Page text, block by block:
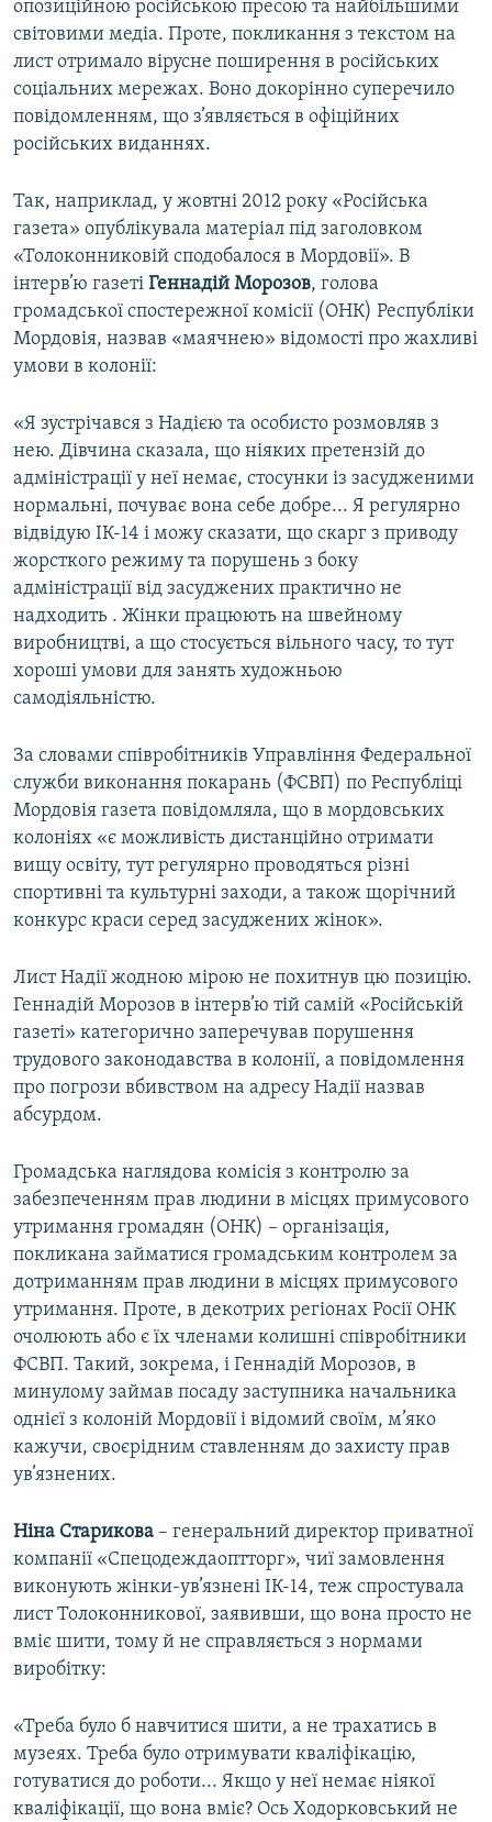
опозиційною російською пресою та найбільшими
світовими медіа. Проте, покликання з текстом на
лист отримало вірусне поширення в російських
соціальних мережах. Воно докорінно суперечило
повідомленням, що з’являється в офіційних
російських виданнях.
Так, наприклад, у жовтні 2012 року «Російська
газета» опублікувала матеріал під заголовком
«Толоконниковій сподобалося в Мордовії». В
інтерв’ю газеті Геннадій Морозов, голова
громадської спостережної комісії (ОНК) Республіки
Мордовія, назвав «маячнею» відомості про жахливі
умови в колонії:
«Я зустрічався з Надією та особисто розмовляв з
нею. Дівчина сказала, що ніяких претензій до
адміністрації у неї немає, стосунки із засудженими
нормальні, почуває вона себе добре... Я регулярно
відвідую ІК-14 і можу сказати, що скарг з приводу
жорсткого режиму та порушень з боку
адміністрації від засуджених практично не
надходить . Жінки працюють на швейному
виробництві, а що стосується вільного часу, то тут
хороші умови для занять художньою
самодіяльністю.
За словами співробітників Управління Федеральної
служби виконання покарань (ФСВП) по Республіці
Мордовія газета повідомляла, що в мордовських
колоніях «є можливість дистанційно отримати
вищу освіту, тут регулярно проводяться різні
спортивні та культурні заходи, а також щорічний
конкурс краси серед засуджених жінок».
Лист Надії жодною мірою не похитнув цю позицію.
Геннадій Морозов в інтерв’ю тій самій «Російській
газеті» категорично заперечував порушення
трудового законодавства в колонії, а повідомлення
про погрози вбивством на адресу Надії назвав
абсурдом.
Громадська наглядова комісія з контролю за
забезпеченням прав людини в місцях примусового
утримання громадян (ОНК) – організація,
покликана займатися громадським контролем за
дотриманням прав людини в місцях примусового
утримання. Проте, в декотрих регіонах Росії ОНК
очолюють або є їх членами колишні співробітники
ФСВП. Такий, зокрема, і Геннадій Морозов, в
минулому займав посаду заступника начальника
однієї з колоній Мордовії і відомий своїм, м’яко
кажучи, своєрідним ставленням до захисту прав
ув’язнених.
Ніна Старикова – генеральний директор приватної
компанії «Спецодеждаоптторг», чиї замовлення
виконують жінки-ув’язнені ІК-14, теж спростувала
лист Толоконникової, заявивши, що вона просто не
вміє шити, тому й не справляється з нормами
виробітку:
«Треба було б навчитися шити, а не трахатись в
музеях. Треба було отримувати кваліфікацію,
готуватися до роботи... Якщо у неї немає ніякої
кваліфікації, що вона вміє? Ось Ходорковський не